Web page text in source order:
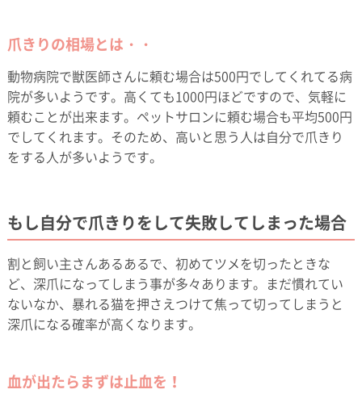
爪きりの相場とは・・
動物病院で獣医師さんに頼む場合は500円でしてくれてる病
院が多いようです。高くても1000円ほどですので、気軽に
頼むことが出来ます。ペットサロンに頼む場合も平均500円
でしてくれます。そのため、高いと思う人は自分で爪きり
をする人が多いようです。
もし自分で爪きりをして失敗してしまった場合
割と飼い主さんあるあるで、初めてツメを切ったときな
ど、深爪になってしまう事が多々あります。まだ慣れてい
ないなか、暴れる猫を押さえつけて焦って切ってしまうと
深爪になる確率が高くなります。
血が出たらまずは止血を！